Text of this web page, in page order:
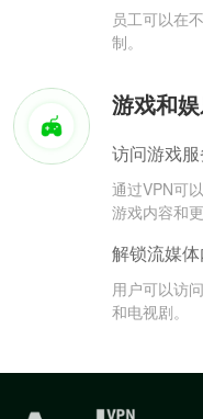
员工可以在
制。
游戏和
访问游戏
通过VPN可
游戏内容和
解锁流媒
用户可以访
和电视剧。